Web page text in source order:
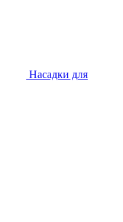
Насадки для